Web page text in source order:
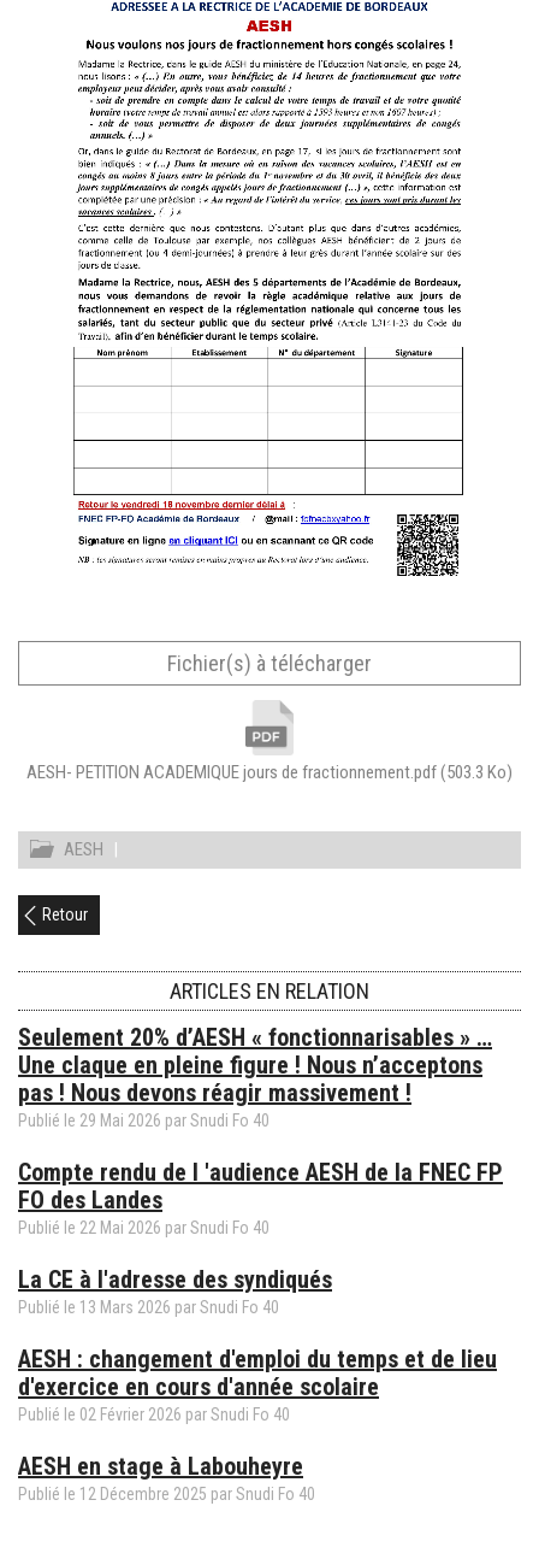
Fichier(s) à télécharger
AESH- PETITION ACADEMIQUE jours de fractionnement.pdf(503.3 Ko)
AESH |
Retour
ARTICLES EN RELATION
Seulement 20% d’AESH « fonctionnarisables » …
Une claque en pleine figure ! Nous n’acceptons
pas ! Nous devons réagir massivement !
Publié le 29 Mai 2026 par Snudi Fo 40
Compte rendu de l 'audience AESH de la FNEC FP
FO des Landes
Publié le 22 Mai 2026 par Snudi Fo 40
La CE à l'adresse des syndiqués
Publié le 13 Mars 2026 par Snudi Fo 40
AESH : changement d'emploi du temps et de lieu
d'exercice en cours d'année scolaire
Publié le 02 Février 2026 par Snudi Fo 40
AESH en stage à Labouheyre
Publié le 12 Décembre 2025 par Snudi Fo 40